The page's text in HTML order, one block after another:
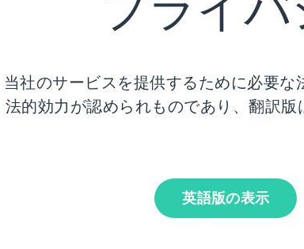
当社のサービスを提供するために必要
法的効力が認められものであり、翻訳
英語版の表示